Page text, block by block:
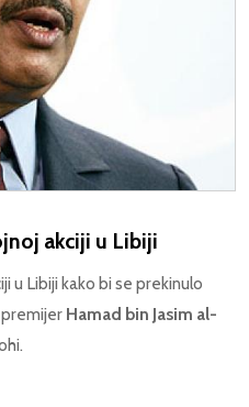
akciji u Libiji
u Libiji kako bi se prekinulo
Hamad bin Jasim al-